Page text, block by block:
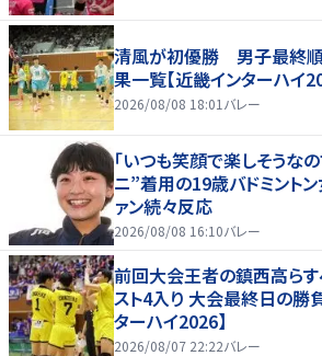
清風が初優勝 男子最終順
果一覧【近畿インターハイ
2026/08/08 18:01 バレー
「いつも笑顔で楽しそうな
ニ”着用の19歳バドミントン
ァン続々反応
2026/08/08 16:10バレー
前回大会王者の鎮西高ら
スト4入り 大会最終日の勝
ターハイ2026】
2026/08/07 22:22バレー